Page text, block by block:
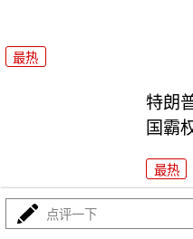
最热
特朗
国霸
最热
灭人
点评一下